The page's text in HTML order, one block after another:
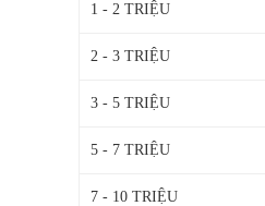
1 - 2 TRIỆU
2 - 3 TRIỆU
3 - 5 TRIỆU
5 - 7 TRIỆU
7 - 10 TRIỆU